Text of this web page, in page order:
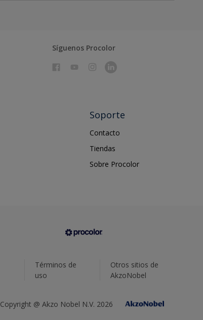
Síguenos Procolor
Soporte
Contacto
Tiendas
Sobre Procolor
Términos de
uso
Otros sitios de
AkzoNobel
Copyright @ Akzo Nobel N.V. 2026